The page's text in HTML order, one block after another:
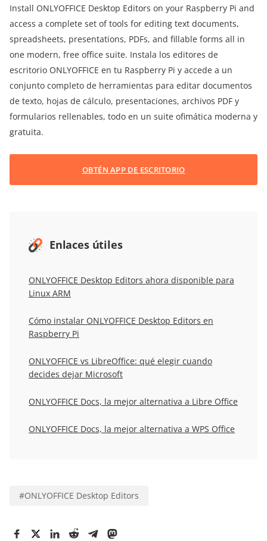
Install ONLYOFFICE Desktop Editors on your Raspberry Pi and
access a complete set of tools for editing text documents,
spreadsheets, presentations, PDFs, and fillable forms all in
one modern, free office suite. Instala los editores de
escritorio ONLYOFFICE en tu Raspberry Pi y accede a un
conjunto completo de herramientas para editar documentos
de texto, hojas de cálculo, presentaciones, archivos PDF y
formularios rellenables, todo en un suite ofimática moderna y
gratuita.
OBTÉN APP DE ESCRITORIO
Enlaces útiles
ONLYOFFICE Desktop Editors ahora disponible para
Linux ARM
Cómo instalar ONLYOFFICE Desktop Editors en
Raspberry Pi
ONLYOFFICE vs LibreOffice: qué elegir cuando
decides dejar Microsoft
ONLYOFFICE Docs, la mejor alternativa a Libre Office
ONLYOFFICE Docs, la mejor alternativa a WPS Office
#ONLYOFFICE Desktop Editors